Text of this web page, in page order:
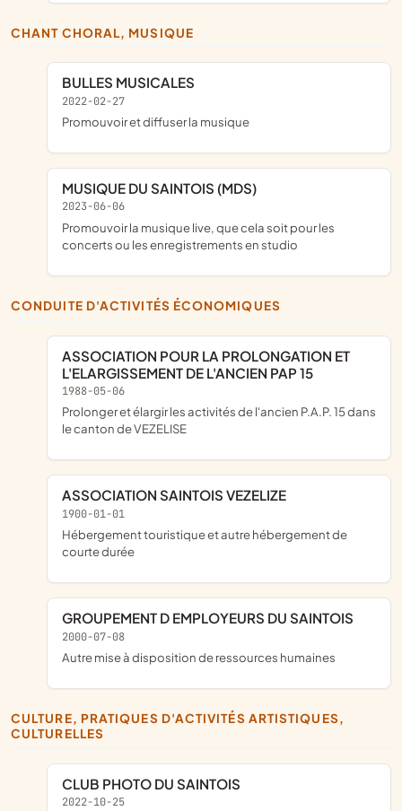
CHANT CHORAL, MUSIQUE
BULLES MUSICALES
2022-02-27
promouvoir et diffuser la musique
MUSIQUE DU SAINTOIS (MDS)
2023-06-06
promouvoir la musique live, que cela soit pour les
concerts ou les enregistrements en studio
CONDUITE D'ACTIVITÉS ÉCONOMIQUES
ASSOCIATION POUR LA PROLONGATION ET
L'ELARGISSEMENT DE L'ANCIEN PAP 15
1988-05-06
prolonger et élargir les activités de l'ancien P.A.P. 15 dans
le canton de VEZELISE
ASSOCIATION SAINTOIS VEZELIZE
1900-01-01
Hébergement touristique et autre hébergement de
courte durée
GROUPEMENT D EMPLOYEURS DU SAINTOIS
2000-07-08
Autre mise à disposition de ressources humaines
CULTURE, PRATIQUES D'ACTIVITÉS ARTISTIQUES,
CULTURELLES
CLUB PHOTO DU SAINTOIS
2022-10-25